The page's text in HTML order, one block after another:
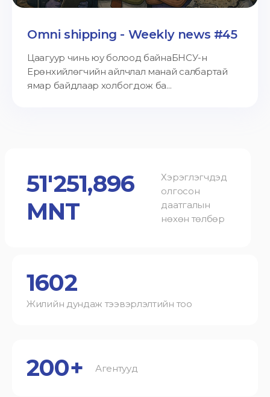
Omni shipping - Weekly news #45
Цаагуур чинь юу болоод байнаБНСУ-н
Ерөнхийлөгчийн айлчлал манай салбартай
ямар байдлаар холбогдож ба...
51'251,896
MNT
Хэрэглэгчдэд
олгосон
даатгалын
нөхөн төлбөр
1602
Жилийн дундаж тээвэрлэлтийн тоо
200+ Агентууд